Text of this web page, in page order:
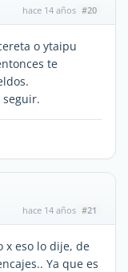
hace 14 años #20
o ytaipu
te
hace 14 años #21
x eso lo dije, de
Ya que es